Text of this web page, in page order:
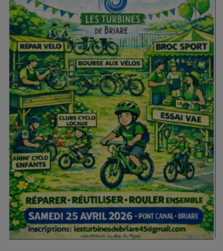
LA CHRONIQUE MUSICALE
L'ÉNERGIE DES 9 ÉTOILES
MIXTAPE ADDICT RADIO SHOW
"SI ON CHANTAIT", L'ÉMISSION
SONS 2 DARONS
La Radio
EQUIPE
PODCASTS
INTERVIEW
Musique
TITRES DIFFUSÉS